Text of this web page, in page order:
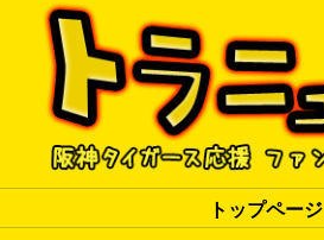
トップページ